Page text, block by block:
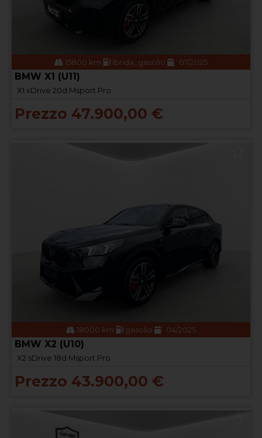
15800 km ibrida_gasolio 07/2025
BMW X1 (U11)
X1 xDrive 20d Msport Pro
Prezzo 47.900,00 €
18000 km gasolio 04/2025
BMW X2 (U10)
X2 sDrive 18d Msport Pro
Prezzo 43.900,00 €